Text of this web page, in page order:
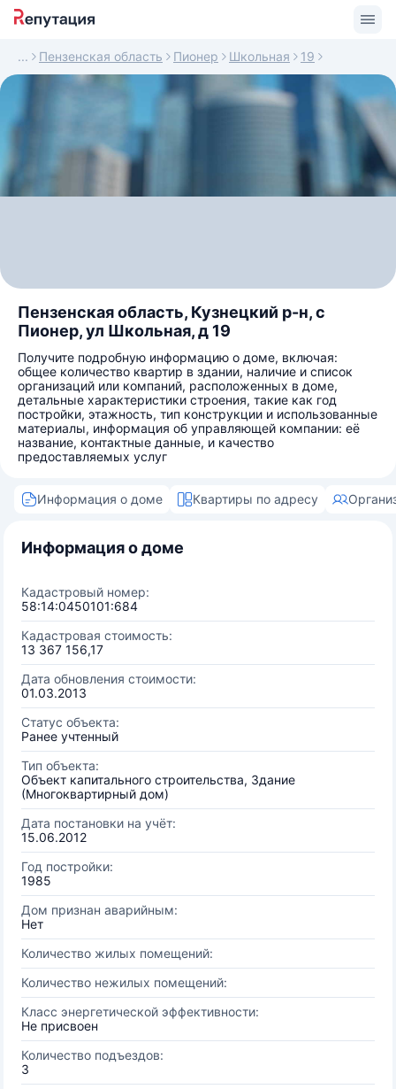
Пензенская область Пионер Школьная 19
Пензенская область, Кузнецкий р-н, с
Пионер, ул Школьная, д 19
Получите подробную информацию о доме, включая:
общее количество квартир в здании, наличие и список
организаций или компаний, расположенных в доме,
детальные характеристики строения, такие как год
постройки, этажность, тип конструкции и использованные
материалы, информация об управляющей компании: её
название, контактные данные, и качество
предоставляемых услуг
Информация о доме Квартиры по адресу
Информация о доме
Кадастровый номер:
58:14:0450101:684
Кадастровая стоимость:
13 367 156,17
Дата обновления стоимости:
01.03.2013
Статус объекта:
Ранее учтенный
Тип объекта:
Объект капитального строительства, Здание
(Многоквартирный дом)
Дата постановки на учёт:
15.06.2012
Год постройки:
1985
Дом признан аварийным:
Нет
Количество жилых помещений:
Количество нежилых помещений:
Класс энергетической эффективности:
Не присвоен
Количество подъездов:
3